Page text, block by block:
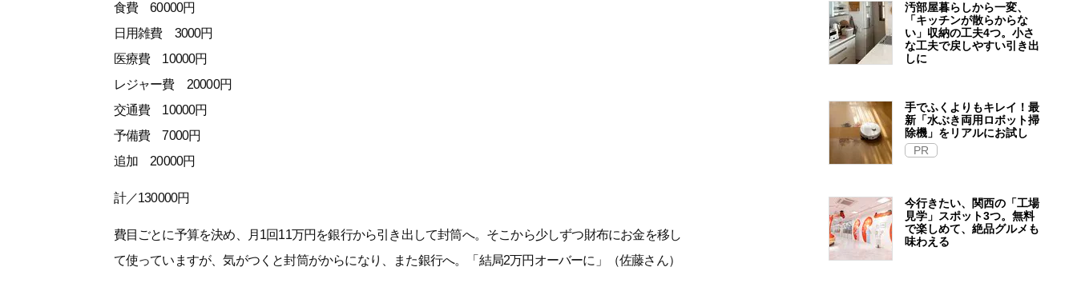
食費 60000円
日用雑費 3000円
医療費 10000円
レジャー費 20000円
交通費 10000円
予備費 7000円
追加 20000円
計／130000円
費目ごとに予算を決め、月1回11万円を銀行から引き出して封筒へ。そこから少しずつ財布にお金を移し
て使っていますが、気がつくと封筒がからになり、また銀行へ。「結局2万円オーバーに」（佐藤さん）
汚部屋暮らしから一変、
「キッチンが散らからな
い」収納の工夫4つ。小さ
な工夫で戻しやすい引き出
しに
手でふくよりもキレイ！最
新「水ぶき両用ロボット掃
除機」をリアルにお試し
PR
今行きたい、関西の「工場
見学」スポット3つ。無料
で楽しめて、絶品グルメも
味わえる